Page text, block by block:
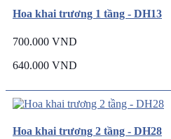
Hoa khai trương 1 tầng - DH13
700.000 VND
640.000 VND
Hoa khai trương 2 tầng - DH28